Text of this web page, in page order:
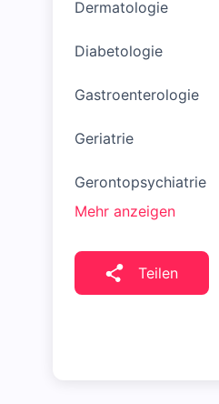
Dermatologie
Diabetologie
Gastroenterologie
Geriatrie
Gerontopsychiatrie
Mehr anzeigen
Teilen